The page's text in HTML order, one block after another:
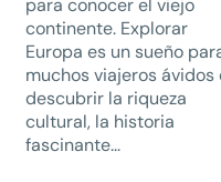
para conocer el viejo
continente. Explorar
Europa es un sueño
muchos viajeros ávidos
descubrir la riqueza
cultural, la historia
fascinante...